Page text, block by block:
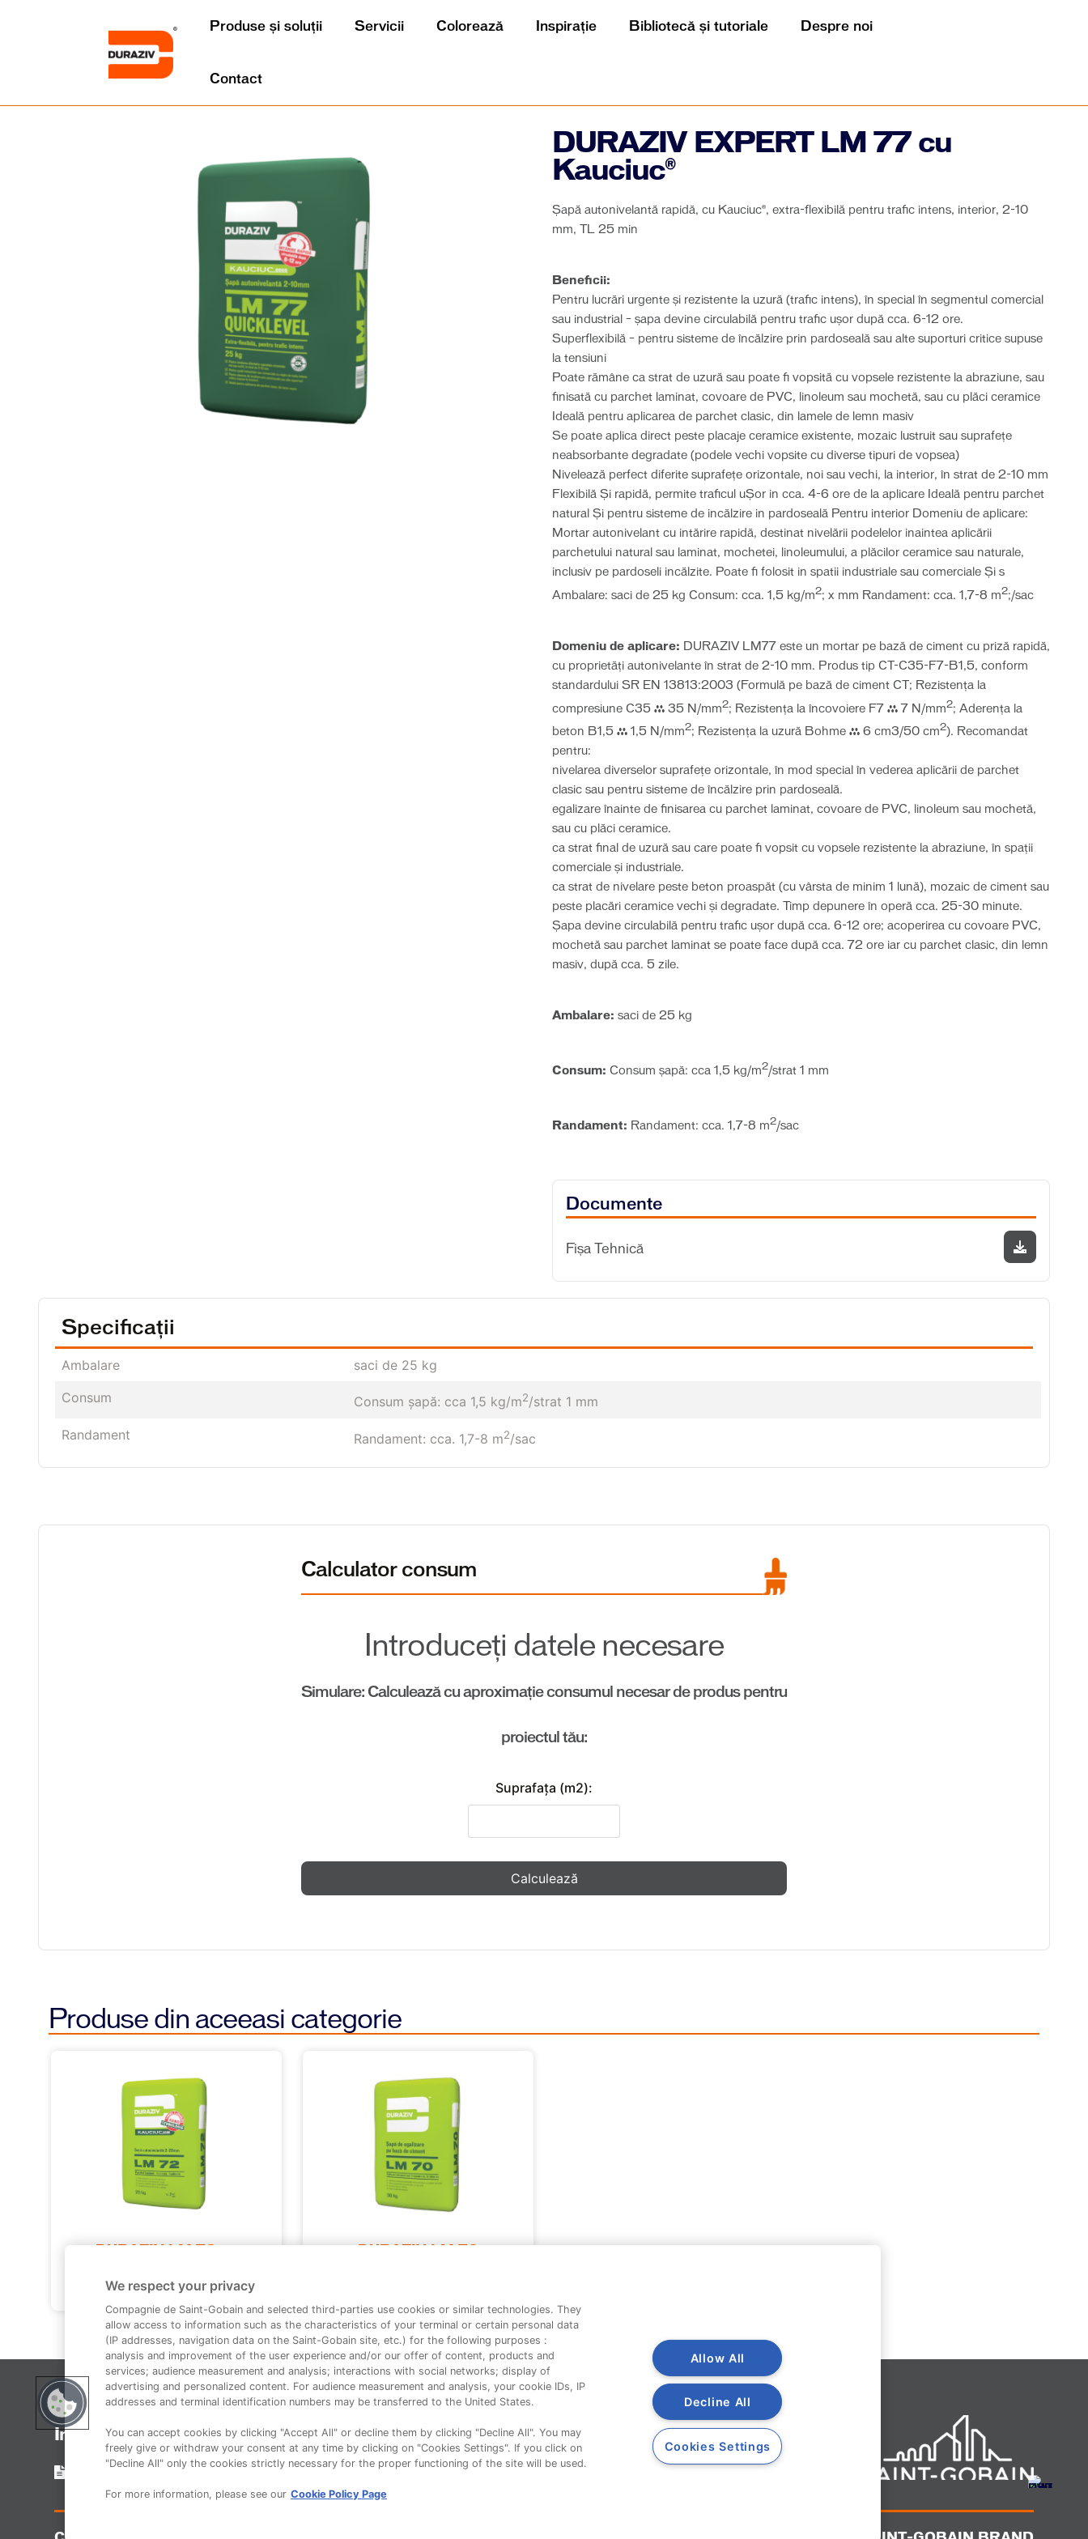
Produse și soluții Servicii Colorează Inspirație Bibliotecă și tutoriale Despre noi
Contact
DURAZIV EXPERT LM 77 cu
Kauciuc®
Șapă autonivelantă rapidă, cu Kauciuc®, extra-flexibilă pentru trafic intens, interior, 2-10
mm, TL 25 min
Beneficii:
Pentru lucrări urgente și rezistente la uzură (trafic intens), în special în segmentul comercial
sau industrial – șapa devine circulabilă pentru trafic uşor după cca. 6-12 ore.
Superflexibilă – pentru sisteme de încălzire prin pardoseală sau alte suporturi critice supuse
la tensiuni
Poate rămâne ca strat de uzură sau poate fi vopsită cu vopsele rezistente la abraziune, sau
finisată cu parchet laminat, covoare de PVC, linoleum sau mochetă, sau cu plăci ceramice
Ideală pentru aplicarea de parchet clasic, din lamele de lemn masiv
Se poate aplica direct peste placaje ceramice existente, mozaic lustruit sau suprafeţe
neabsorbante degradate (podele vechi vopsite cu diverse tipuri de vopsea)
Nivelează perfect diferite suprafeţe orizontale, noi sau vechi, la interior, în strat de 2-10 mm
Flexibilă Și rapidă, permite traficul uȘor in cca. 4-6 ore de la aplicare Ideală pentru parchet
natural Și pentru sisteme de incălzire in pardoseală Pentru interior Domeniu de aplicare:
Mortar autonivelant cu intărire rapidă, destinat nivelării podelelor inaintea aplicării
parchetului natural sau laminat, mochetei, linoleumului, a plăcilor ceramice sau naturale,
inclusiv pe pardoseli incălzite. Poate fi folosit in spatii industriale sau comerciale Și s
Ambalare: saci de 25 kg Consum: cca. 1,5 kg/m2; x mm Randament: cca. 1,7-8 m2;/sac
Domeniu de aplicare: DURAZIV LM77 este un mortar pe bază de ciment cu priză rapidă,
cu proprietăţi autonivelante în strat de 2-10 mm. Produs tip CT-C35-F7-B1,5, conform
standardului SR EN 13813:2003 (Formulă pe bază de ciment CT; Rezistența la
compresiune C35 ≥ 35 N/mm2; Rezistența la încovoiere F7 ≥ 7 N/mm2; Aderența la
beton B1,5 ≥ 1,5 N/mm2; Rezistența la uzură Bohme ≤ 6 cm3/50 cm2). Recomandat
pentru:
nivelarea diverselor suprafeţe orizontale, în mod special în vederea aplicării de parchet
clasic sau pentru sisteme de încălzire prin pardoseală.
egalizare înainte de finisarea cu parchet laminat, covoare de PVC, linoleum sau mochetă,
sau cu plăci ceramice.
ca strat final de uzură sau care poate fi vopsit cu vopsele rezistente la abraziune, în spaţii
comerciale şi industriale.
ca strat de nivelare peste beton proaspăt (cu vârsta de minim 1 lună), mozaic de ciment sau
peste placări ceramice vechi şi degradate. Timp depunere în operă cca. 25-30 minute.
Șapa devine circulabilă pentru trafic uşor după cca. 6-12 ore; acoperirea cu covoare PVC,
mochetă sau parchet laminat se poate face după cca. 72 ore iar cu parchet clasic, din lemn
masiv, după cca. 5 zile.
Ambalare: saci de 25 kg
Consum: Consum șapă: cca 1,5 kg/m2/strat 1 mm
Randament: Randament: cca. 1,7-8 m2/sac
Documente
Fișa Tehnică
Specificații
Ambalare
saci de 25 kg
Consum
Consum șapă: cca 1,5 kg/m2/strat 1 mm
Randament
Randament: cca. 1,7-8 m2/sac
Calculator consum
Introduceți datele necesare
Simulare: Calculează cu aproximație consumul necesar de produs pentru
proiectul tău:
Suprafaţa (m2):
Calculează
Produse din aceeasi categorie
Informații legale
Termeni și condiții
Despre noi
We respect your privacy
Compagnie de Saint-Gobain and selected third-parties use cookies or similar technologies. They
allow access to information such as the characteristics of your terminal or certain personal data
(IP addresses, navigation data on the Saint-Gobain site, etc.) for the following purposes :
analysis and improvement of the user experience and/or our offer of content, products and
services; audience measurement and analysis; interactions with social networks; display of
advertising and personalized content. For audience measurement and analysis, your cookie IDs, IP
addresses and terminal identification numbers may be transferred to the United States.
You can accept cookies by clicking "Accept All" or decline them by clicking "Decline All". You may
freely give or withdraw your consent at any time by clicking on "Cookies Settings". If you click on
"Decline All" only the cookies strictly necessary for the proper functioning of the site will be used.
For more information, please see our Cookie Policy Page
Allow All
Decline All
Cookies Settings